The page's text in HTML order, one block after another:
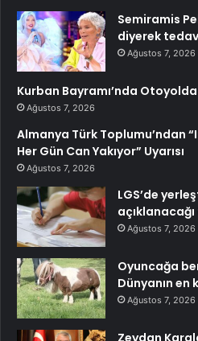
Semiramis
diyerek
Ağustos 7, 2026
Kurban Bayramı’nda
Ağustos 7, 2026
Almanya Türk Toplumu’ndan
Her Gün Can Yakıyor” Uyarısı
Ağustos 7, 2026
LGS’de
Ağustos 7, 2026
Oyuncağa
Dünyanın en
Ağustos 7, 2026
Zeydan